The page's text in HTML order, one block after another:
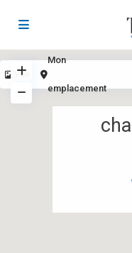
Vue
Mon
emplacement